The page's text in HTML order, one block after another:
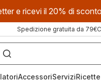
e ricevi il 20% di
Spedizione gratuita da 79€
cercando?
AccessoriServiziRicette